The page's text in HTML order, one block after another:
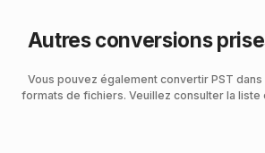
Autres conversions
Vous pouvez également convertir PST
formats de fichiers. Veuillez consulter la